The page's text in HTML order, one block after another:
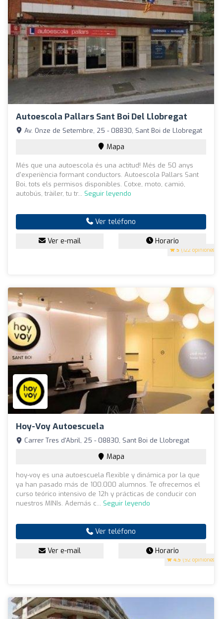
Autoescola Pallars Sant Boi Del Llobregat
5 (122 opiniones)
Av. Onze de Setembre, 25 - 08830, Sant Boi de Llobregat
Mapa
Més que una autoescola és una actitud! Més de 50 anys
d'experiència formant conductors. Autoescola Pallars Sant
Boi, tots els permisos disponibles. Cotxe, moto, camió,
autobús, tràiler, tu tr... Seguir leyendo
Ver teléfono
Ver e-mail Horario
Hoy-Voy Autoescuela
4.5 (92 opiniones)
Carrer Tres d'Abril, 25 - 08830, Sant Boi de Llobregat
Mapa
hoy-voy es una autoescuela flexible y dinámica por la que
ya han pasado más de 100.000 alumnos. Te ofrecemos el
curso teórico intensivo de 12h y prácticas de conducir con
nuestros MINIs. Además c... Seguir leyendo
Ver teléfono
Ver e-mail Horario